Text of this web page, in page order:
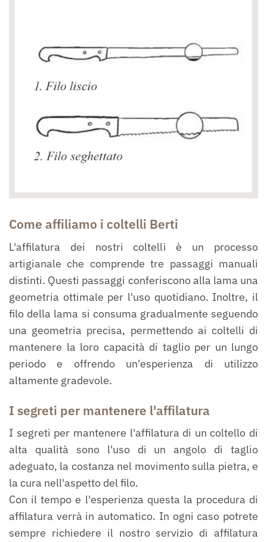
Come affiliamo i coltelli Berti
L'affilatura dei nostri coltelli è un processo
artigianale che comprende tre passaggi manuali
distinti. Questi passaggi conferiscono alla lama una
geometria ottimale per l'uso quotidiano. Inoltre, il
filo della lama si consuma gradualmente seguendo
una geometria precisa, permettendo ai coltelli di
mantenere la loro capacità di taglio per un lungo
periodo e offrendo un'esperienza di utilizzo
altamente gradevole.
I segreti per mantenere l'affilatura
I segreti per mantenere l'affilatura di un coltello di
alta qualità sono l'uso di un angolo di taglio
adeguato, la costanza nel movimento sulla pietra, e
la cura nell'aspetto del filo.
Con il tempo e l'esperienza questa la procedura di
affilatura verrà in automatico. In ogni caso potrete
sempre richiedere il nostro servizio di affilatura